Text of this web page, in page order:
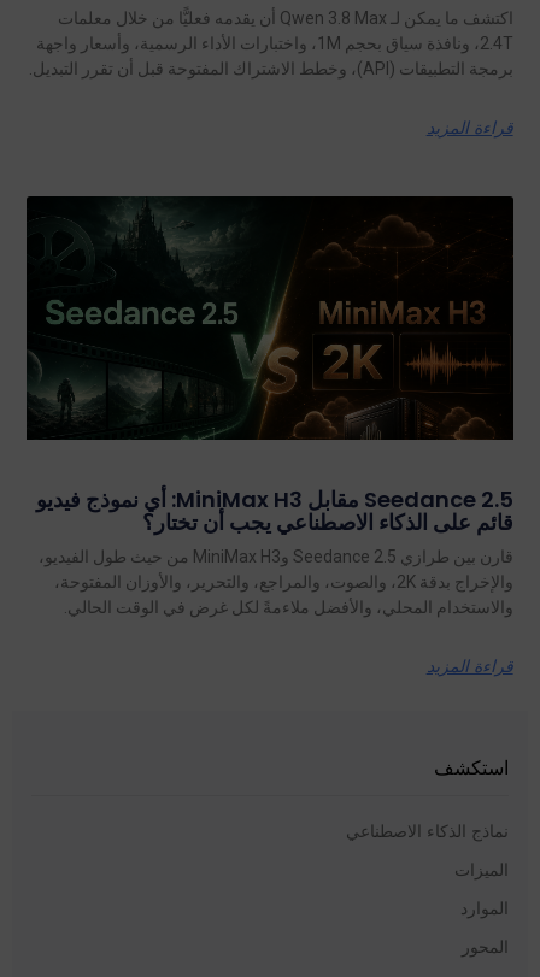
اكتشف ما يمكن لـ Qwen 3.8 Max أن يقدمه فعليًّا من خلال معلمات
2.4T، ونافذة سياق بحجم 1M، واختبارات الأداء الرسمية، وأسعار واجهة
برمجة التطبيقات (API)، وخطط الاشتراك المفتوحة قبل أن تقرر التبديل.
قراءة المزيد
Seedance 2.5 مقابل MiniMax H3: أي نموذج فيديو
قائم على الذكاء الاصطناعي يجب أن تختار؟
قارن بين طرازي Seedance 2.5 وMiniMax H3 من حيث طول الفيديو،
والإخراج بدقة 2K، والصوت، والمراجع، والتحرير، والأوزان المفتوحة،
والاستخدام المحلي، والأفضل ملاءمةً لكل غرض في الوقت الحالي.
قراءة المزيد
استكشف
نماذج الذكاء الاصطناعي
الميزات
الموارد
المحور